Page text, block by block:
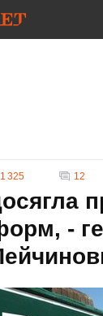
1 325 12
-